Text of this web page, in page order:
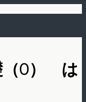
（0） は